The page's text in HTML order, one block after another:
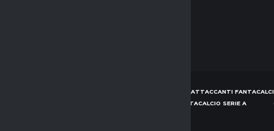
CONSIGLI ATTACCANTI
CONSIGLI DIFENSORI FANTACALCIO SERIE A